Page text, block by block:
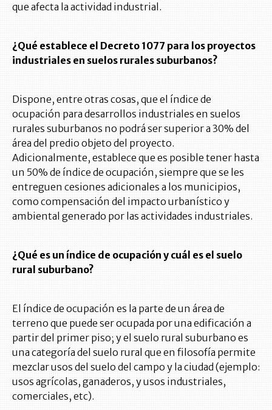
que afecta la actividad industrial.
¿Qué establece el Decreto 1077 para los proyectos
industriales en suelos rurales suburbanos?
Dispone, entre otras cosas, que el índice de
ocupación para desarrollos industriales en suelos
rurales suburbanos no podrá ser superior a 30% del
área del predio objeto del proyecto.
Adicionalmente, establece que es posible tener hasta
un 50% de índice de ocupación, siempre que se les
entreguen cesiones adicionales a los municipios,
como compensación del impacto urbanístico y
ambiental generado por las actividades industriales.
¿Qué es un índice de ocupación y cuál es el suelo
rural suburbano?
El índice de ocupación es la parte de un área de
terreno que puede ser ocupada por una edificación a
partir del primer piso; y el suelo rural suburbano es
una categoría del suelo rural que en filosofía permite
mezclar usos del suelo del campo y la ciudad (ejemplo:
usos agrícolas, ganaderos, y usos industriales,
comerciales, etc).